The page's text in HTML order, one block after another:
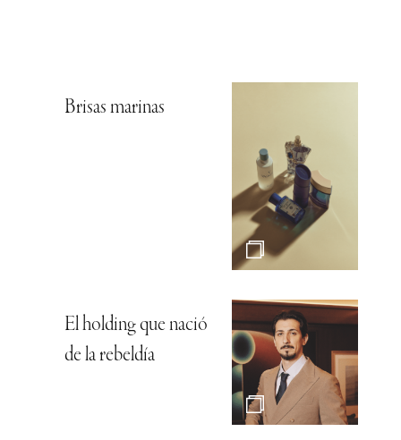
Brisas marinas
El holding que nació
de la rebeldía